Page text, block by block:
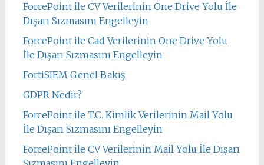
ForcePoint ile CV Verilerinin One Drive Yolu İle
Dışarı Sızmasını Engelleyin
ForcePoint ile Cad Verilerinin One Drive Yolu
İle Dışarı Sızmasını Engelleyin
FortiSIEM Genel Bakış
GDPR Nedir?
ForcePoint ile T.C. Kimlik Verilerinin Mail Yolu
İle Dışarı Sızmasını Engelleyin
ForcePoint ile CV Verilerinin Mail Yolu İle Dışarı